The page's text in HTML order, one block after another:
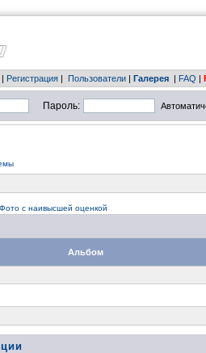
| Регистрация | Пользователи | Галерея | FAQ |
Пароль:
Фото с наивысшей оценкой
Альбом